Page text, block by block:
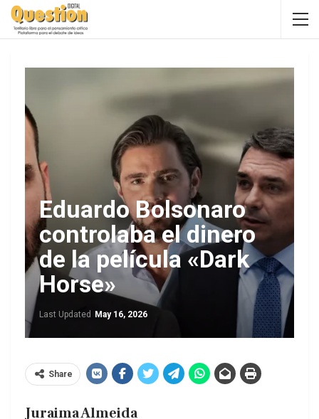
Eduardo Bolsonaro
controlaba el dinero
de la película «Dark
Horse»
Last Updated May 16, 2026
Share
Juraima Almeida